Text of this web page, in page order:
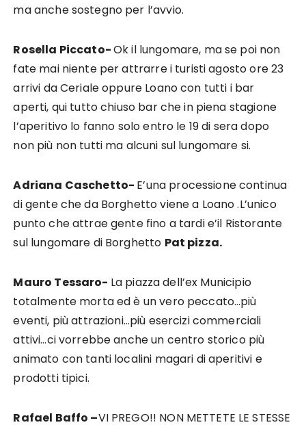
ma anche sostegno per l’avvio.
Rosella Piccato-Ok il lungomare, ma se poi non
fate mai niente per attrarre i turisti agosto ore 23
arrivi da Ceriale oppure Loano con tutti i bar
aperti, qui tutto chiuso bar che in piena stagione
l’aperitivo lo fanno solo entro le 19 di sera dopo
non più non tutti ma alcuni sul lungomare si.
Adriana Caschetto- E’una processione continua
di gente che da Borghetto viene a Loano .L’unico
punto che attrae gente fino a tardi e’il Ristorante
sul lungomare di Borghetto Pat pizza.
Mauro Tessaro- La piazza dell’ex Municipio
totalmente morta ed è un vero peccato…più
eventi, più attrazioni…più esercizi commerciali
attivi…ci vorrebbe anche un centro storico più
animato con tanti localini magari di aperitivi e
prodotti tipici.
Rafael Baffo –VI PREGO!! NON METTETE LE STESSE